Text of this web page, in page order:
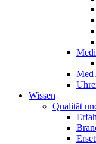
Wissen
Qualität